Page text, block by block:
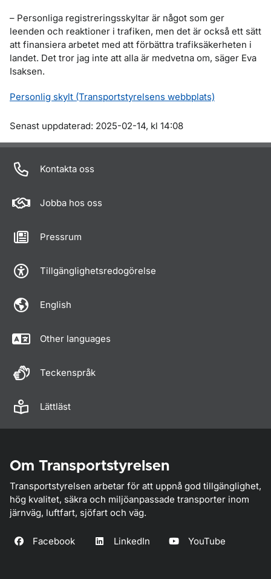
– Personliga registreringsskyltar är något som ger
leenden och reaktioner i trafiken, men det är också ett sätt
att finansiera arbetet med att förbättra trafiksäkerheten i
landet. Det tror jag inte att alla är medvetna om, säger Eva
Isaksen.
Personlig skylt (Transportstyrelsens webbplats)
Om sidan
Senast uppdaterad: 2025-02-14, kl 14:08
Kontakta oss
Jobba hos oss
Pressrum
Tillgänglighetsredogörelse
English
Other languages
Teckenspråk
Lättläst
Om Transportstyrelsen
Transportstyrelsen arbetar för att uppnå god tillgänglighet,
hög kvalitet, säkra och miljöanpassade transporter inom
järnväg, luftfart, sjöfart och väg.
Facebook LinkedIn YouTube